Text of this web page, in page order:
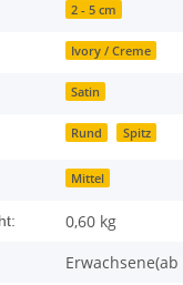
2 - 5 cm
Ivory / Creme
Satin
Rund Spitz
Mittel
0,60 kg
Erwachsene(ab